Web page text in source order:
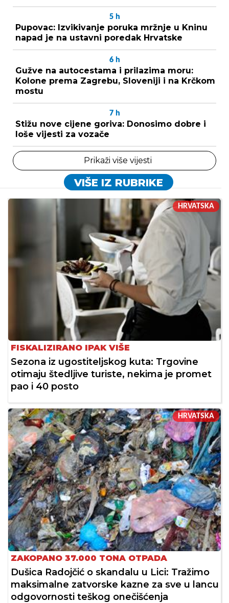
5 h
Pupovac: Izvikivanje poruka mržnje u Kninu
napad je na ustavni poredak Hrvatske
6 h
Gužve na autocestama i prilazima moru:
Kolone prema Zagrebu, Sloveniji i na Krčkom
mostu
7 h
Stižu nove cijene goriva: Donosimo dobre i
loše vijesti za vozače
Prikaži više vijesti
VIŠE IZ RUBRIKE
HRVATSKA
FISKALIZIRANO IPAK VIŠE
Sezona iz ugostiteljskog kuta: Trgovine
otimaju štedljive turiste, nekima je promet
pao i 40 posto
HRVATSKA
ZAKOPANO 37.000 TONA OTPADA
Dušica Radojčić o skandalu u Lici: Tražimo
maksimalne zatvorske kazne za sve u lancu
odgovornosti teškog onečišćenja